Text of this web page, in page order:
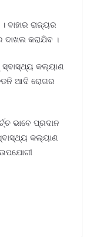
ରାଜ୍ୟର
ଦାଖଲ କରାଯିବ ।
କଲ୍ୟାଣ
ଆଦି ରୋଗର
ଭାବେ ପ୍ରଦାନ
କଲ୍ୟାଣ